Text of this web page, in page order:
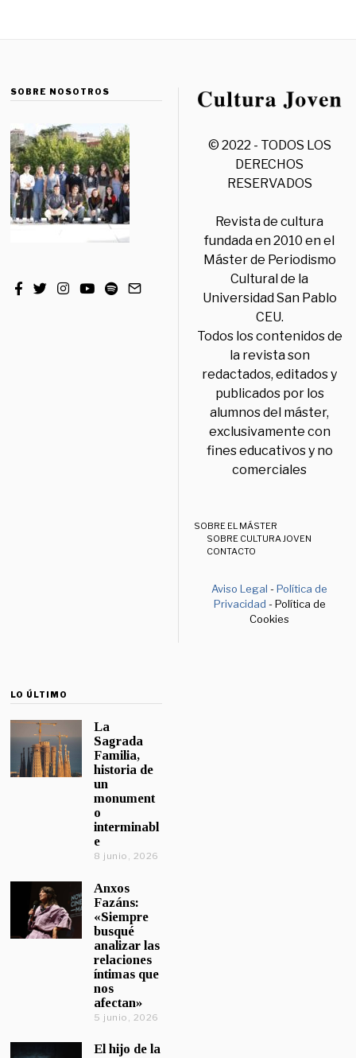
SOBRE NOSOTROS
© 2022 - TODOS LOS
DERECHOS
RESERVADOS
Revista de cultura
fundada en 2010 en el
Máster de Periodismo
Cultural de la
Universidad San Pablo
CEU.
Todos los contenidos de
la revista son
redactados, editados y
publicados por los
alumnos del máster,
exclusivamente con
fines educativos y no
comerciales
SOBRE EL MÁSTER
SOBRE CULTURA JOVEN
CONTACTO
Aviso Legal -Política de
Privacidad - Política de
Cookies
LO ÚLTIMO
La
Sagrada
Familia,
historia de
un
monument
o
interminabl
e
8 junio, 2026
Anxos
Fazáns:
«Siempre
busqué
analizar las
relaciones
íntimas que
nos
afectan»
5 junio, 2026
El hijo de la